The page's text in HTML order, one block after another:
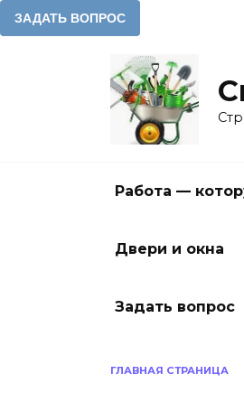
Работа —
Двери и окна
Задать вопрос
ГЛАВНАЯ СТРАНИЦА